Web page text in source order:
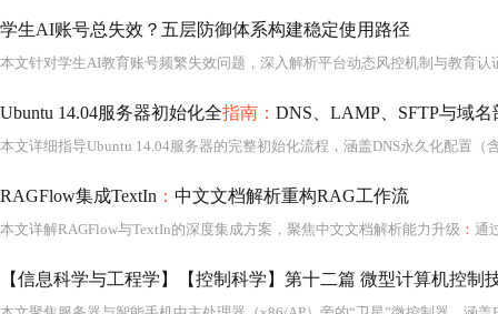
学生AI账号总失效？五层防御体系构建稳定使用路径
Ubuntu 14.04服务器初始化全指南： DNS、LAMP、SFTP与域名
本文详细指导Ubuntu 14.04服务器的完整初始化流程，涵盖DNS永久化配置（
RAGFlow集成TextIn ： 中文文档解析重构RAG工作流
本文详解RAGFlow与TextIn的深度集成方案，聚焦中文文档解析能力升级 ： 通过工业级多模态文档理解引擎
【信息科学与工程学】【控制科学】第十二篇 微型计算机控制